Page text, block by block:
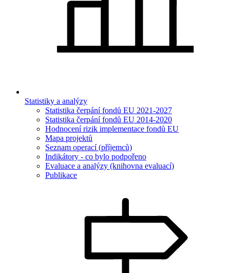
Statistiky a analýzy
Statistika čerpání fondů EU 2021-2027
Statistika čerpání fondů EU 2014-2020
Hodnocení rizik implementace fondů EU
Mapa projektů
Seznam operací (příjemců)
Indikátory - co bylo podpořeno
Evaluace a analýzy (knihovna evaluací)
Publikace